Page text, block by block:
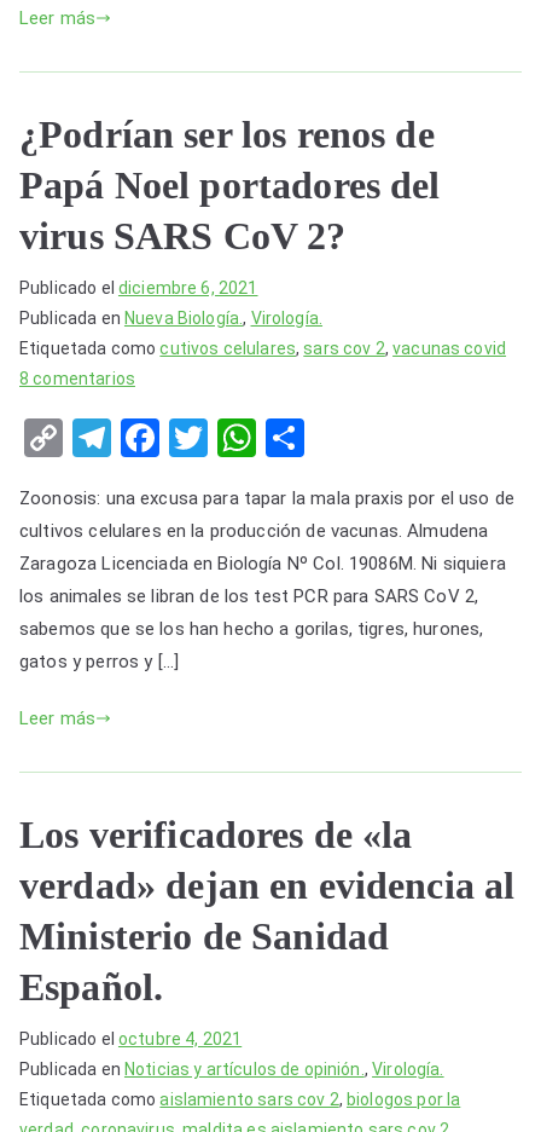
Leer más
¿Podrían ser los renos de
Papá Noel portadores del
virus SARS CoV 2?
Publicado el diciembre 6, 2021
Publicada en Nueva Biología., Virología.
Etiquetada comocutivos celulares,sars cov 2,vacunas covid
8 comentariosen
ser
renos
de
Papá
Noel
portadores
2?
C
p
y
Li
n
k
T
e
gr
a
m
F
c
e
b
o
o
T
tt
er
W
at
s
A
p
ar
e
Zoonosis: una excusa para tapar la mala praxis por el uso de
cultivos celulares en la producción de vacunas. Almudena
Zaragoza Licenciada en Biología Nº Col. 19086M. Ni siquiera
los animales se libran de los test PCR para SARS CoV 2,
sabemos que se los han hecho a gorilas, tigres, hurones,
gatos y perros y […]
Leer más
Los verificadores de «la
verdad» dejan en evidencia al
Ministerio de Sanidad
Español.
Publicado el octubre 4, 2021
Publicada en Noticias y artículos de opinión. ,Virología.
Etiquetada comoaislamiento sars cov 2,biologos por la